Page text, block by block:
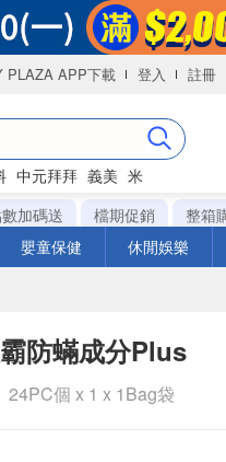
PLAZA APP下載 登入 註冊
中元拜拜 義美 米
加碼送 檔期促銷 整箱
嬰童保健 休閒娛樂
防蟎成分Plus
個 x 1 x 1Bag袋